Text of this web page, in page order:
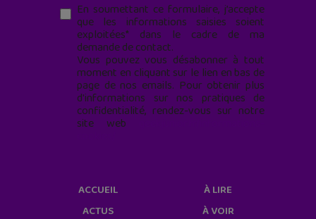
En soumettant ce formulaire, j’accepte
que les informations saisies soient
exploitées* dans le cadre de ma
demande de contact.
Vous pouvez vous désabonner à tout
moment en cliquant sur le lien en bas de
page de nos emails. Pour obtenir plus
d'informations sur nos pratiques de
confidentialité, rendez-vous sur notre
site web
ACCUEIL
ACTUS
À LIRE
À VOIR